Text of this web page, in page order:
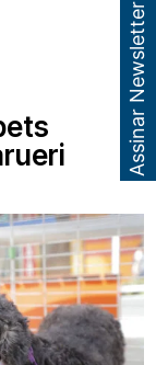
Assinar Newsletter